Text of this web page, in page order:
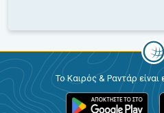
Το Καιρός & Ραντάρ είναι